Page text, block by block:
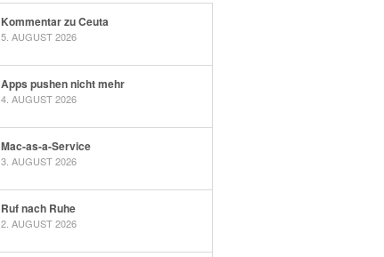
Kommentar zu Ceuta
5. AUGUST 2026
Apps pushen nicht mehr
4. AUGUST 2026
Mac-as-a-Service
3. AUGUST 2026
Ruf nach Ruhe
2. AUGUST 2026